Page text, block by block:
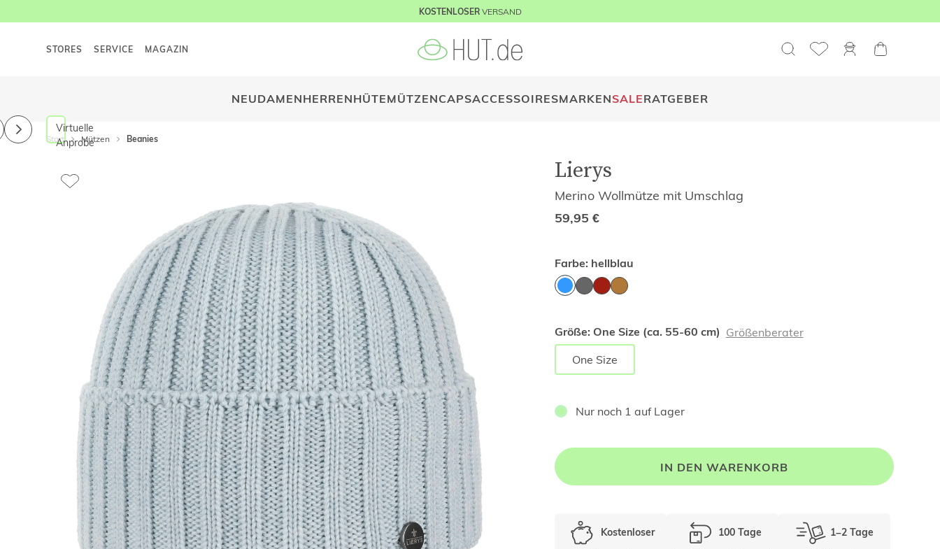
KOSTENLOSERVERSAND
STORES SERVICE MAGAZIN
NEUDAMENHERRENHÜTEMÜTZENCAPSACCESSOIRESMARKENSALERATGEBER
Start Mützen Beanies
Virtuelle
Anprobe
Lierys
Merino Wollmütze mit Umschlag
59,95 €
Farbe: hellblau
Größe: One Size (ca. 55-60 cm) Größenberater
One Size
Nur noch 1 auf Lager
IN DEN WARENKORB
Kostenloser 100 Tage 1–2 Tage